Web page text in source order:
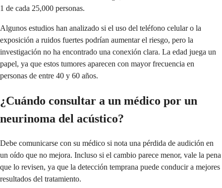
1 de cada 25,000 personas.
Algunos estudios han analizado si el uso del teléfono celular o la
exposición a ruidos fuertes podrían aumentar el riesgo, pero la
investigación no ha encontrado una conexión clara. La edad juega un
papel, ya que estos tumores aparecen con mayor frecuencia en
personas de entre 40 y 60 años.
¿Cuándo consultar a un médico por un
neurinoma del acústico?
Debe comunicarse con su médico si nota una pérdida de audición en
un oído que no mejora. Incluso si el cambio parece menor, vale la pena
que lo revisen, ya que la detección temprana puede conducir a mejores
resultados del tratamiento.